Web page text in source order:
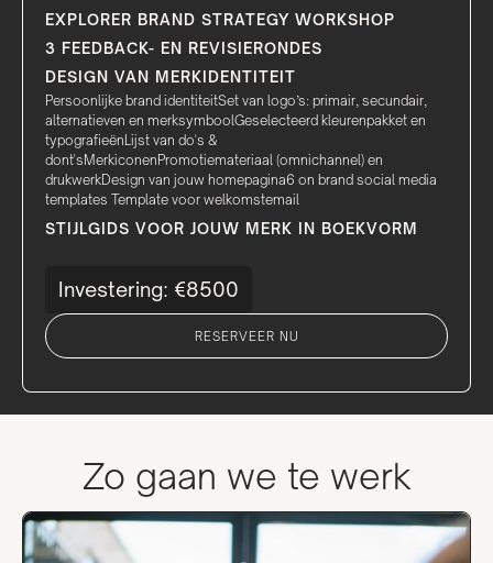
EXPLORER BRAND STRATEGY WORKSHOP
3 FEEDBACK- EN REVISIERONDES
DESIGN VAN MERKIDENTITEIT
Persoonlijke brand identiteitSet van logo’s: primair, secundair,
alternatieven en merksymboolGeselecteerd kleurenpakket en
typografieënLijst van do's &
dont'sMerkiconenPromotiemateriaal (omnichannel) en
drukwerkDesign van jouw homepagina6 on brand social media
templates Template voor welkomstemail
STIJLGIDS VOOR JOUW MERK IN BOEKVORM
Investering: €8500
RESERVEER NU
Zo gaan we te werk